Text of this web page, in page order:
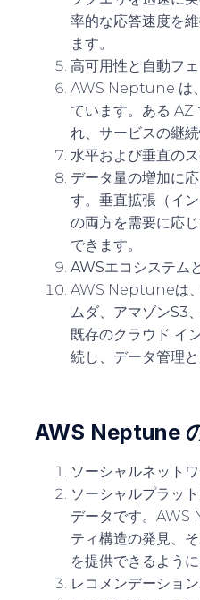
率的な応答速度を
ます。
高可用性と自動フ
AWS Neptune は
ています。ある AZ
れ、サービスの継
水平および垂直の
データ量の増加に
す。垂直拡張（イ
の両方を需要に応
できます。
AWSエコシステム
AWS Neptuneは、
ムダ、 アマゾンS3、
既存のクラウド イ
続し、データ管理
AWS Neptune
ソーシャルネット
ソーシャルプラッ
データです。AWS
ティ構造の発見、
を提供できるように
レコメンデーショ